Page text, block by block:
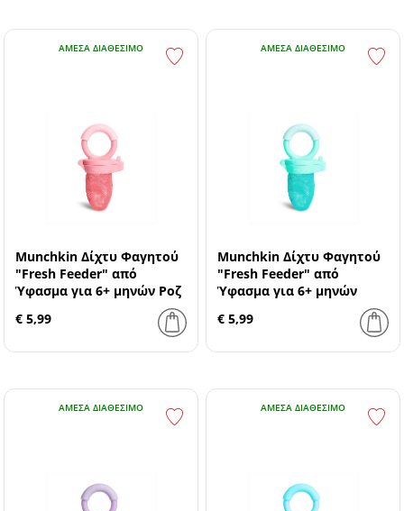
ΆΜΕΣΑ ΔΙΑΘΈΣΙΜΟ
Munchkin Δίχτυ Φαγητού
"Fresh Feeder" από
Ύφασμα για 6+ μηνών Ροζ
€ 5,99
ΆΜΕΣΑ ΔΙΑΘΈΣΙΜΟ
Munchkin Δίχτυ Φαγητού
"Fresh Feeder" από
Ύφασμα για 6+ μηνών
€ 5,99
ΆΜΕΣΑ ΔΙΑΘΈΣΙΜΟ ΆΜΕΣΑ ΔΙΑΘΈΣΙΜΟ